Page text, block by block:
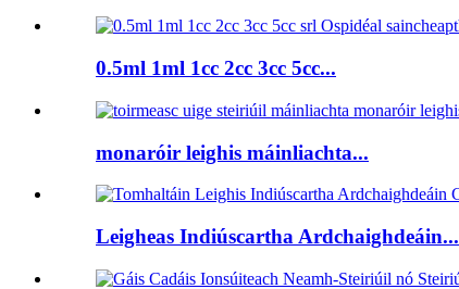
0.5ml 1ml 1cc 2cc 3cc 5cc...
monaróir leighis máinliachta...
Leigheas Indiúscartha Ardchaighdeáin...